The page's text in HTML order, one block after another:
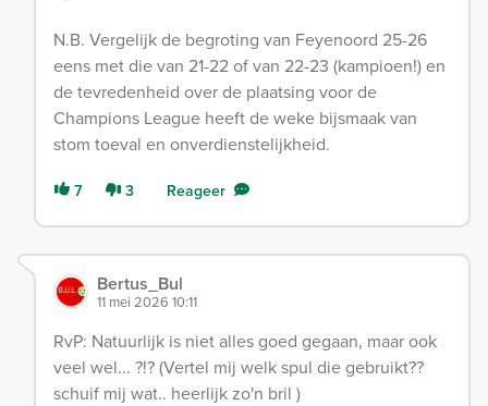
N.B. Vergelijk de begroting van Feyenoord 25-26
eens met die van 21-22 of van 22-23 (kampioen!) en
de tevredenheid over de plaatsing voor de
Champions League heeft de weke bijsmaak van
stom toeval en onverdienstelijkheid.
7 3 Reageer
Bertus_Bul
11 mei 2026 10:11
RvP: Natuurlijk is niet alles goed gegaan, maar ook
veel wel... ?!? (Vertel mij welk spul die gebruikt??
schuif mij wat.. heerlijk zo'n bril )